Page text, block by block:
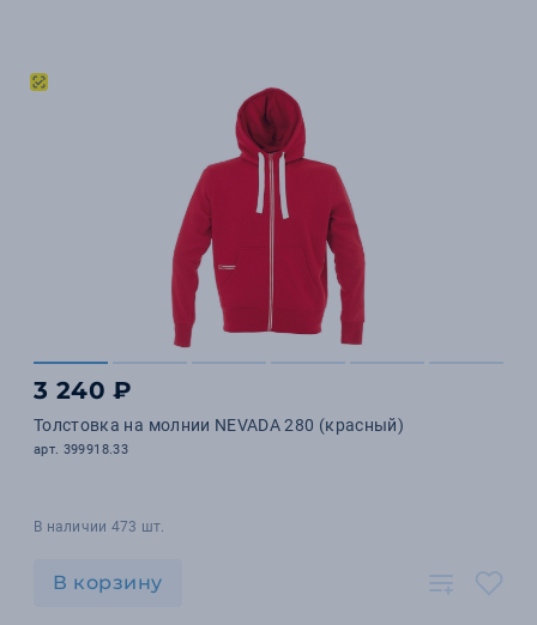
3 240 ₽
Толстовка на молнии NEVADA 280 (красный)
арт. 399918.33
В наличии 473 шт.
В корзину